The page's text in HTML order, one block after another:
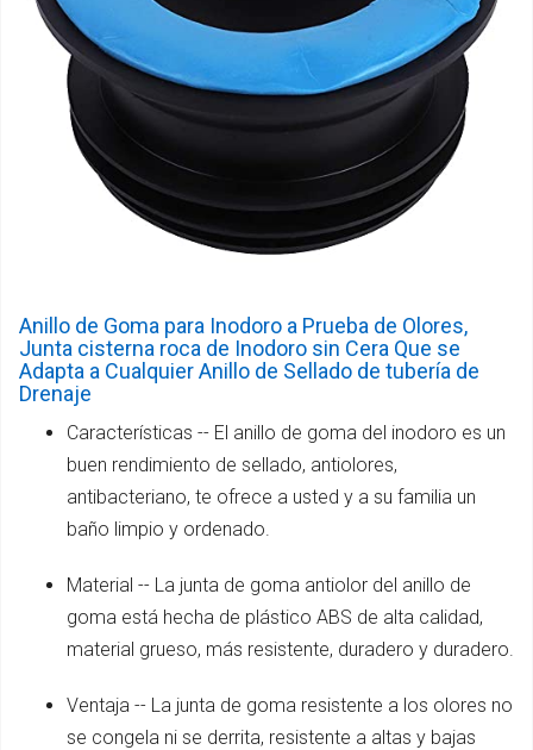
Anillo de Goma para Inodoro a Prueba de Olores,
Junta cisterna roca de Inodoro sin Cera Que se
Adapta a Cualquier Anillo de Sellado de tubería de
Drenaje
Características -- El anillo de goma del inodoro es un
buen rendimiento de sellado, antiolores,
antibacteriano, te ofrece a usted y a su familia un
baño limpio y ordenado.
Material -- La junta de goma antiolor del anillo de
goma está hecha de plástico ABS de alta calidad,
material grueso, más resistente, duradero y duradero.
Ventaja -- La junta de goma resistente a los olores no
se congela ni se derrita, resistente a altas y bajas